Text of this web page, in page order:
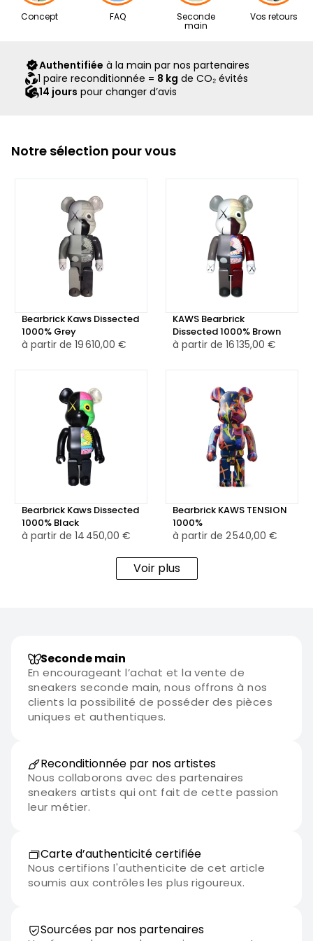
revendeurs partenaires, sélectionnés avec soin pour leur
scellé Second Step attestant qu’ils ont été contrôlés et
expédiés par notre équipe.
Concept FAQ Seconde
main
Vos retours
Authentifiée à la main par nos partenaires
1 paire reconditionnée = 8 kg de CO₂ évités
14 jours pour changer d’avis
Notre sélection pour vous
Bearbrick Kaws Dissected
1000% Grey
à partir de 19 610,00 €
KAWS Bearbrick
Dissected 1000% Brown
à partir de 16 135,00 €
Bearbrick Kaws Dissected
1000% Black
à partir de 14 450,00 €
Bearbrick KAWS TENSION
1000%
à partir de 2 540,00 €
Voir plus
Seconde main
En encourageant l’achat et la vente de
sneakers seconde main, nous offrons à nos
clients la possibilité de posséder des pièces
uniques et authentiques.
Reconditionnée par nos artistes
Nous collaborons avec des partenaires
sneakers artists qui ont fait de cette passion
leur métier.
Carte d’authenticité certifiée
Nous certifions l'authenticite de cet article
soumis aux contrôles les plus rigoureux.
Sourcées par nos partenaires